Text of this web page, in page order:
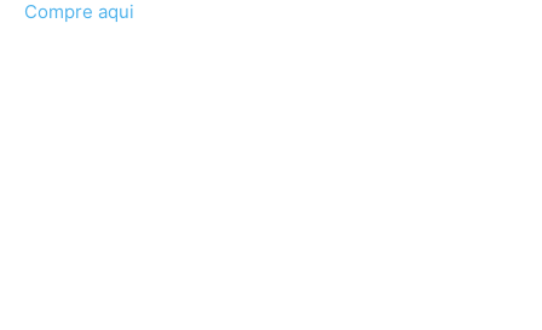
Compre aqui